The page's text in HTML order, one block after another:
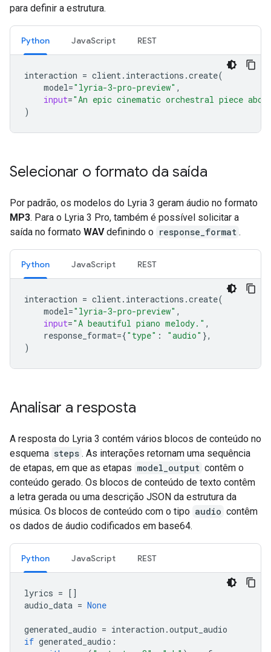
para definir a estrutura.
Python JavaScript REST
interaction = client. interactions .create(
model="lyria-3-pro-preview" ,
input="An epic cinematic orchestral piece
)
Selecionar o formato da saída
Por padrão, os modelos do Lyria 3 geram áudio no formato
MP3. Para o Lyria 3 Pro, também é possível solicitar a
saída no formato WAVdefinindo o response_format .
Python JavaScript REST
interaction = client. interactions .create(
model="lyria-3-pro-preview" ,
input="A beautiful piano melody." ,
response_format={"type" : "audio" },
)
Analisar a resposta
A resposta do Lyria 3 contém vários blocos de conteúdo no
esquema steps . As interações retornam uma sequência
de etapas, em que as etapas model_output contêm o
conteúdo gerado. Os blocos de conteúdo de texto contêm
a letra gerada ou uma descrição JSON da estrutura da
música. Os blocos de conteúdo com o tipo audio contêm
os dados de áudio codificados em base64.
Python JavaScript REST
lyrics = []
audio_data = None
generated_audio = interaction .output_audio
if generated_audio :